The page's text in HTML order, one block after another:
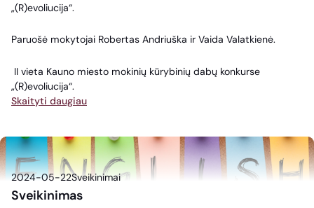
„(R)evoliucija“.
Paruošė mokytojai Robertas Andriuška ir Vaida Valatkienė.
II vieta Kauno miesto mokinių kūrybinių dabų konkurse
„(R)evoliucija“.
Skaityti daugiau
2024-05-22Sveikinimai
Sveikinimas